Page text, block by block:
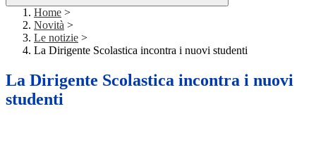
Home >
Novità >
Le notizie >
La Dirigente Scolastica incontra i nuovi studenti
La Dirigente Scolastica incontra i nuovi
studenti